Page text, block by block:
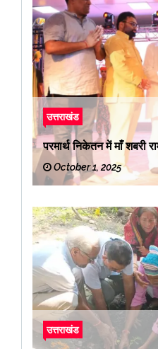
उत्तराखंड
परमार्थ निकेतन में माँ शबरी
October 1, 2025
उत्तराखंड